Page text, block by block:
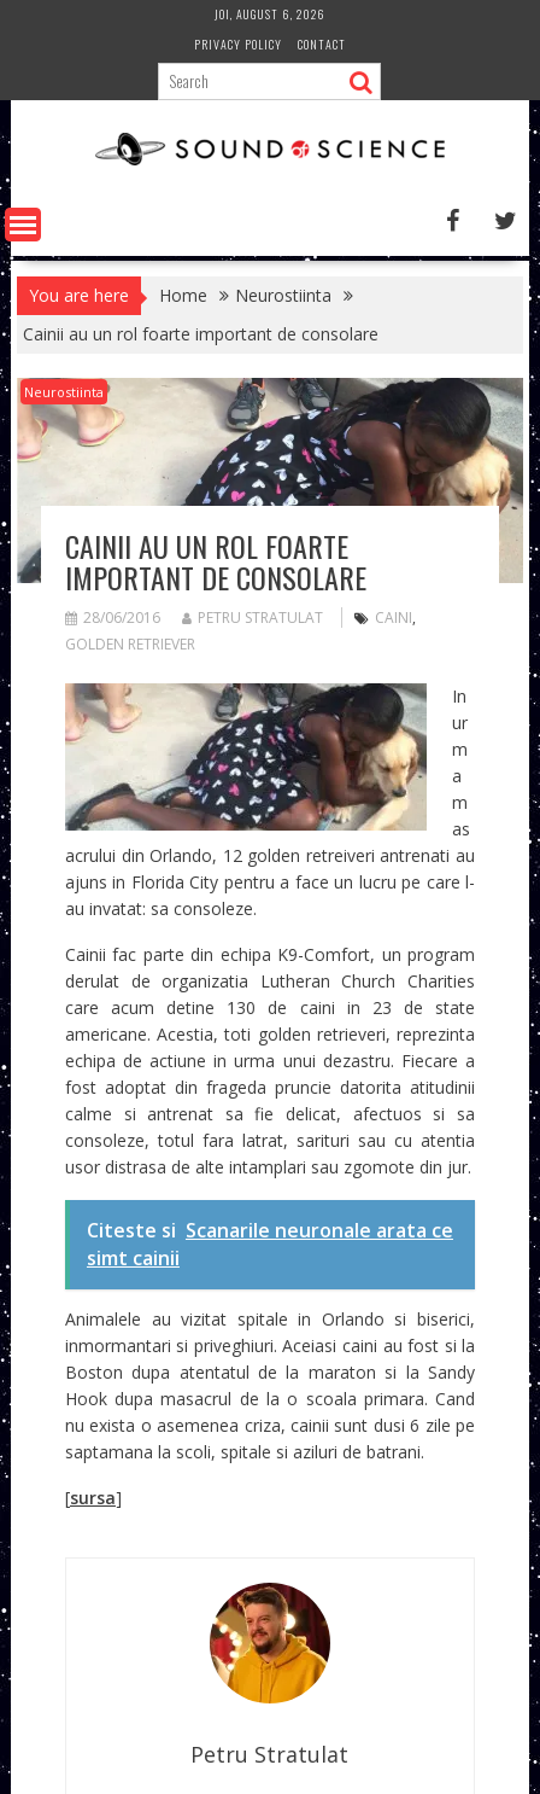
JOI, AUGUST 6, 2026
PRIVACY POLICY
CONTACT
You are here Home
Neurostiinta
Cainii au un rol foarte important de consolare
Neurostiinta
CAINII AU UN ROL FOARTE
IMPORTANT DE CONSOLARE
28/06/2016 PETRU STRATULAT CAINI,
GOLDEN RETRIEVER
In
ur
m
a
m
as
acrului din Orlando, 12 golden retreiveri antrenati au
ajuns in Florida City pentru a face un lucru pe care l-
au invatat: sa consoleze.
Cainii fac parte din echipa K9-Comfort, un program
derulat de organizatia Lutheran Church Charities
care acum detine 130 de caini in 23 de state
americane. Acestia, toti golden retrieveri, reprezinta
echipa de actiune in urma unui dezastru. Fiecare a
fost adoptat din frageda pruncie datorita atitudinii
calme si antrenat sa fie delicat, afectuos si sa
consoleze, totul fara latrat, sarituri sau cu atentia
usor distrasa de alte intamplari sau zgomote din jur.
Citeste si Scanarile neuronale arata ce
simt cainii
Animalele au vizitat spitale in Orlando si biserici,
inmormantari si priveghiuri. Aceiasi caini au fost si la
Boston dupa atentatul de la maraton si la Sandy
Hook dupa masacrul de la o scoala primara. Cand
nu exista o asemenea criza, cainii sunt dusi 6 zile pe
saptamana la scoli, spitale si aziluri de batrani.
[sursa]
Petru Stratulat